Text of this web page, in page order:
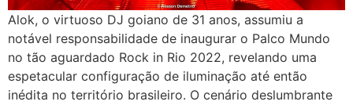
Alok, o virtuoso DJ goiano de 31 anos, assumiu a
notável responsabilidade de inaugurar o Palco Mundo
no tão aguardado Rock in Rio 2022, revelando uma
espetacular configuração de iluminação até então
inédita no território brasileiro. O cenário deslumbrante